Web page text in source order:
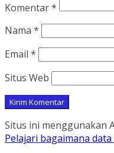
Komentar*
Nama *
Email *
Situs Web
Situs ini menggunakan
Pelajari bagaimana